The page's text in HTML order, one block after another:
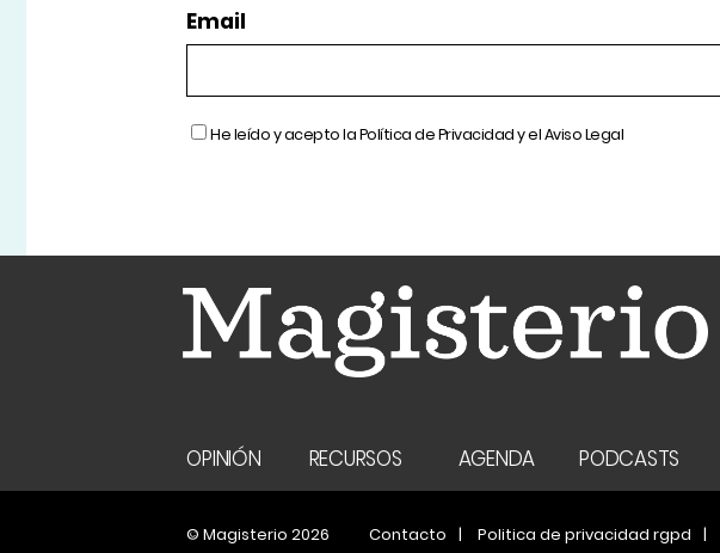
Email
He leído y acepto laPolítica de Privacidady elAviso Legal
OPINIÓN RECURSOS AGENDA PODCASTS
© Magisterio 2026 Contacto Politica de privacidad rgpd